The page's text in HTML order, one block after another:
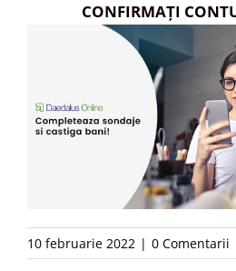
CONFIRMAȚI
10 februarie 2022 | 0 Comentarii